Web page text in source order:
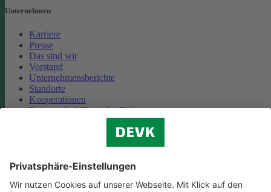
Unternehmen
Karriere
Presse
Das sind wir
Vorstand
Unternehmensberichte
Standorte
Kooperationen
Partnerschaft Deutsche Bahn